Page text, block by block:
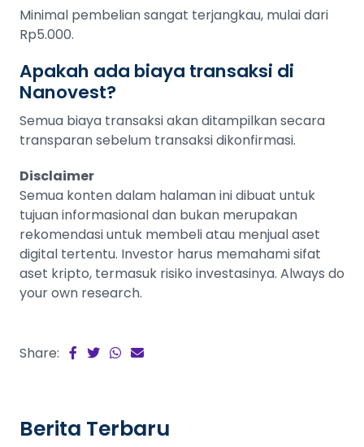
Minimal pembelian sangat terjangkau, mulai dari
Rp5.000.
Apakah ada biaya transaksi di
Nanovest?
Semua biaya transaksi akan ditampilkan secara
transparan sebelum transaksi dikonfirmasi.
Disclaimer
Semua konten dalam halaman ini dibuat untuk
tujuan informasional dan bukan merupakan
rekomendasi untuk membeli atau menjual aset
digital tertentu. Investor harus memahami sifat
aset kripto, termasuk risiko investasinya. Always do
your own research.
Share:
Berita Terbaru